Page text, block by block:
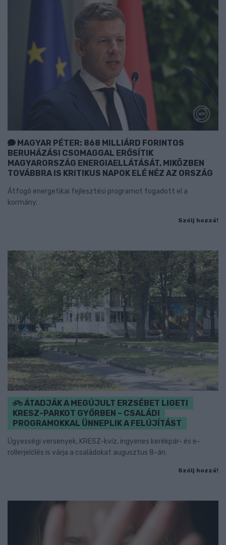
MAGYAR PÉTER: 868 MILLIÁRD FORINTOS
BERUHÁZÁSI CSOMAGGAL ERŐSÍTIK
MAGYARORSZÁG ENERGIAELLÁTÁSÁT, MIKÖZBEN
TOVÁBBRA IS KRITIKUS NAPOK ELÉ NÉZ AZ ORSZÁG
Átfogó energetikai fejlesztési programot fogadott el a
kormány.
Szólj hozzá!
ÁTADJÁK A MEGÚJULT ERZSÉBET LIGETI
KRESZ-PARKOT GYŐRBEN – CSALÁDI
PROGRAMOKKAL ÜNNEPLIK A FELÚJÍTÁST
Ügyességi versenyek, KRESZ-kvíz, ingyenes kerékpár- és e-
rollerjelölés is várja a családokat augusztus 8-án.
Szólj hozzá!